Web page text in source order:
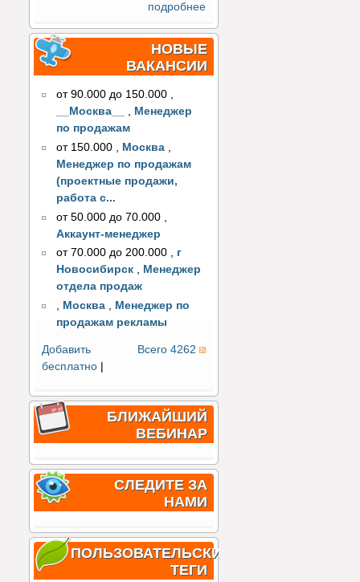
подробнее
НОВЫЕ
ВАКАНСИИ
от 90.000 до 150.000 ,
__Москва__
, Менеджер
по продажам
от 150.000
Москва
Менеджер по продажам
(проектные продажи,
работа с...
от 50.000 до 70.000
Аккаунт-менеджер
от 70.000 до 200.000 , г
Новосибирск , Менеджер
отдела продаж
, Москва , Менеджер по
продажам рекламы
Всего 4262
Добавить
бесплатно
БЛИЖАЙШИЙ
ВЕБИНАР
СЛЕДИТЕ ЗА
НАМИ
ПОЛЬЗОВАТЕЛЬСКИЕ
ТЕГИ